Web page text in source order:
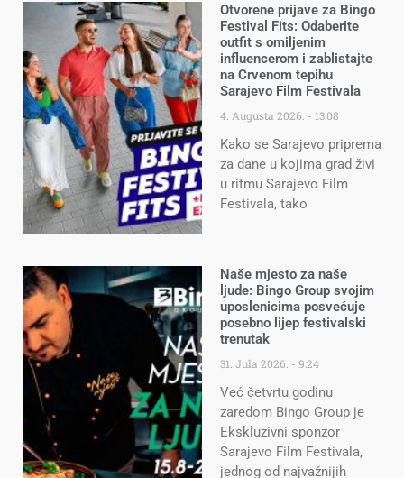
Otvorene prijave za Bingo
Festival Fits: Odaberite
outfit s omiljenim
influencerom i zablistajte
na Crvenom tepihu
Sarajevo Film Festivala
4. Augusta 2026. 13:08
Kako se Sarajevo priprema
za dane u kojima grad živi
u ritmu Sarajevo Film
Festivala, tako
Naše mjesto za naše
ljude: Bingo Group svojim
uposlenicima posvećuje
posebno lijep festivalski
trenutak
31. Jula 2026. 9:24
Već četvrtu godinu
zaredom Bingo Group je
Ekskluzivni sponzor
Sarajevo Film Festivala,
jednog od najvažnijih